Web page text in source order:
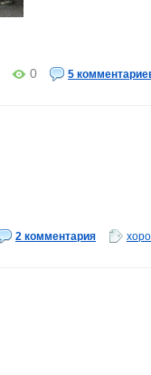
0
5
2 комментария